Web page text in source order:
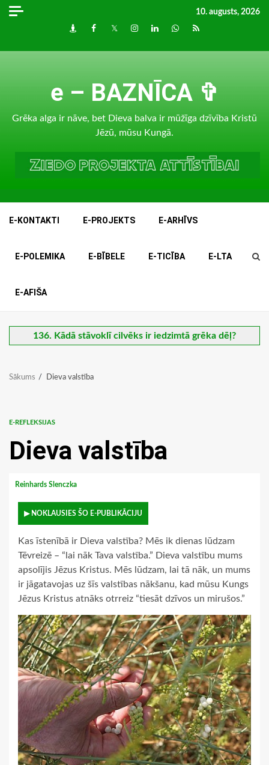
Skip
10. augusts, 2026
DraugiemFacebook
TwitterInstagram
LinkedInwhatsapp
RSS
e – BAZNĪCA ✞
Grēka alga ir nāve, bet Dieva balva ir mūžīga dzīvība Kristū
Jēzū, mūsu Kungā.
E-KONTAKTI E-PROJEKTS E-ARHĪVS
E-POLEMIKA E-BĪBELE E-TICĪBA E-LTA
E-AFIŠA
136. Kādā stāvoklī cilvēks ir iedzimtā grēka dēļ?
Sākums Dieva valstība
E-REFLEKSIJAS
Dieva valstība
Reinhards Slenczka
▶ NOKLAUSIES ŠO E-PUBLIKĀCIJU
Kas īstenībā ir Dieva valstība? Mēs ik dienas lūdzam
Tēvreizē – “lai nāk Tava valstība.” Dieva valstību mums
apsolījis Jēzus Kristus. Mēs lūdzam, lai tā nāk, un mums
ir jāgatavojas uz šīs valstības nākšanu, kad mūsu Kungs
Jēzus Kristus atnāks otrreiz “tiesāt dzīvos un mirušos.”